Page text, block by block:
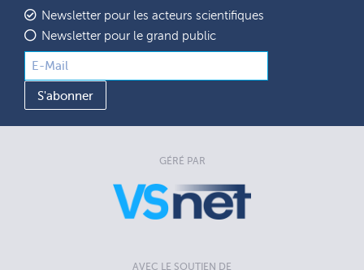
Newsletter pour les acteurs scientifiques
Newsletter pour le grand public
GÉRÉ PAR
AVEC LE SOUTIEN DE